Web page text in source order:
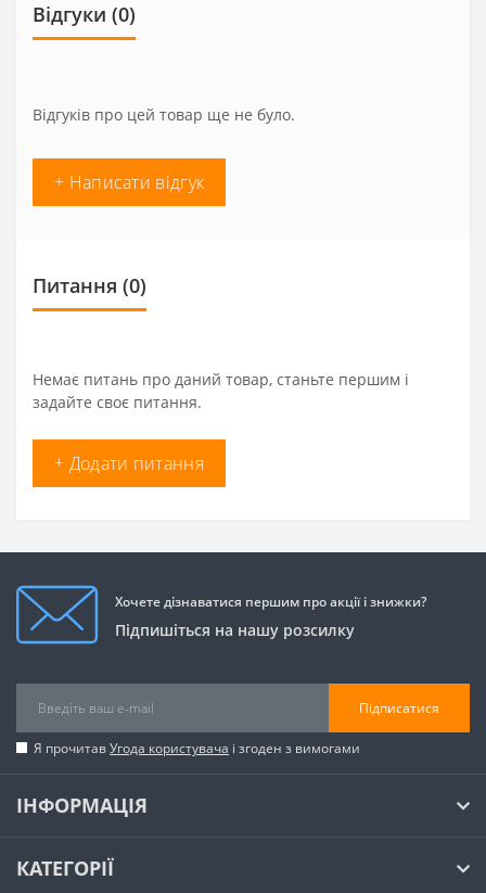
Відгуки (0)
Відгуків про цей товар ще не було.
+ Написати відгук
Питання (0)
Немає питань про даний товар, станьте першим і
задайте своє питання.
+ Додати питання
Хочете дізнаватися першим про акції і знижки?
Підпишіться на нашу розсилку
Підписатися
Я прочитавУгода користувача і згоден з вимогами
ІНФОРМАЦІЯ
КАТЕГОРІЇ